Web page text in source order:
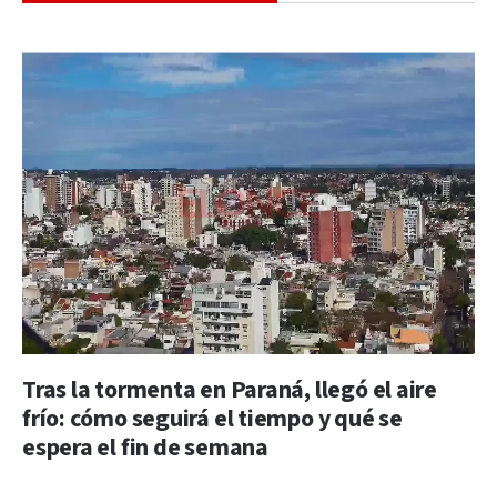
Tras la tormenta en Paraná, llegó el aire
frío: cómo seguirá el tiempo y qué se
espera el fin de semana